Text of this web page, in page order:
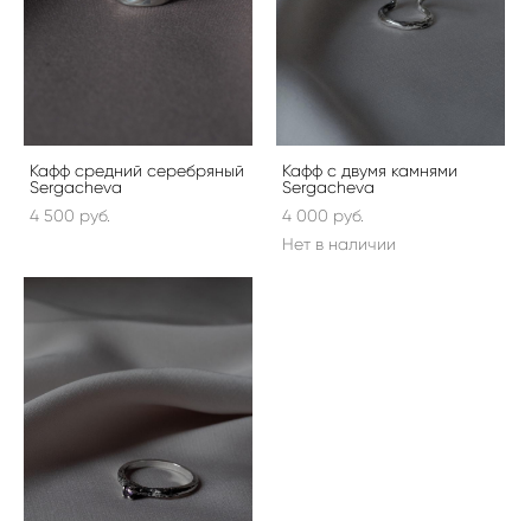
Кафф средний серебряный
Sergacheva
4 500 pуб.
Кафф с двумя камнями
Sergacheva
4 000 pуб.
Нет в наличии